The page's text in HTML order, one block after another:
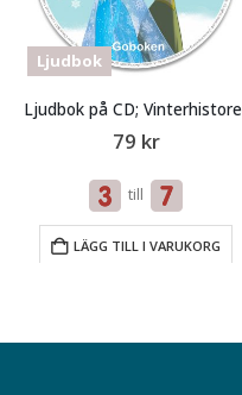
Ljudbok
Ljudbok på CD;
79 kr
till
LÄGG TILL I VARUKORG